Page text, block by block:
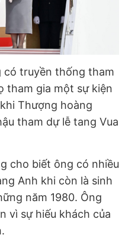
có truyền thống tham
tham gia một sự kiện
Thượng hoàng
tham dự lễ tang Vua
cho biết ông có nhiều
Anh khi còn là sinh
năm 1980. Ông
vì sự hiếu khách của